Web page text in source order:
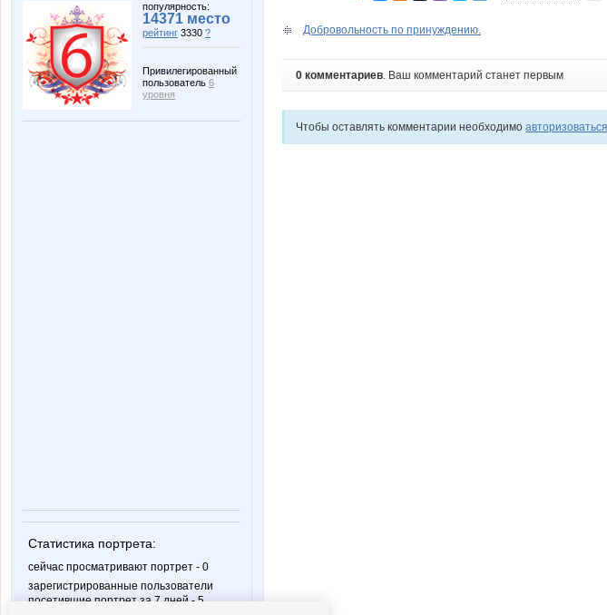
популярность:
14371 место
рейтинг 3330 ?
Привилегированный
пользователь 6
уровня
Статистика портрета:
сейчас просматривают портрет - 0
зарегистрированные пользователи
посетившие портрет за 7 дней - 5
Добровольность по принуждению.
0 комментариев. Ваш комментарий станет первым
Чтобы оставлять комментарии необходимо авторизоваться